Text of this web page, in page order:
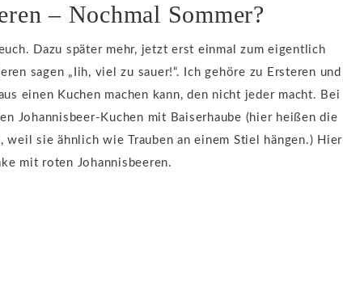
– Nochmal Sommer?
Dazu später mehr, jetzt erst einmal zum eigentlich
sagen „Iih, viel zu sauer!“. Ich gehöre zu Ersteren und
einen Kuchen machen kann, den nicht jeder macht. Bei
Johannisbeer-Kuchen mit Baiserhaube (hier heißen die
weil sie ähnlich wie Trauben an einem Stiel hängen.) Hier
mit roten Johannisbeeren.